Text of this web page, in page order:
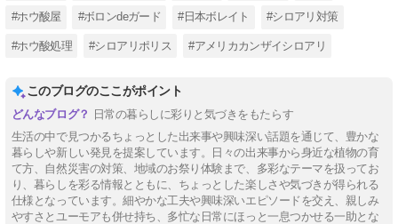
#ホウ酸屋 #ボロンdeガード #日本ボレイト #シロアリ対策
#ホウ酸処理 #シロアリポリス #アメリカカンザイシロアリ
このブログのここがポイント
日常の暮らしに彩りと気づきをもたらす
生活の中で見つかるちょっとした出来事や興味深い話題を通じて、豊かな
暮らしや新しい発見を提案しています。日々の出来事から身近な植物の育
て方、自然災害の対策、地域のお祭り体験まで、多彩なテーマを扱ってお
り、暮らしを彩る情報とともに、ちょっとした楽しさや気づきが得られる
仕様となっています。細やかな工夫や興味深いエピソードを交え、親しみ
やすさとユーモアも併せ持ち、多忙な日常にほっと一息つかせる一助とな